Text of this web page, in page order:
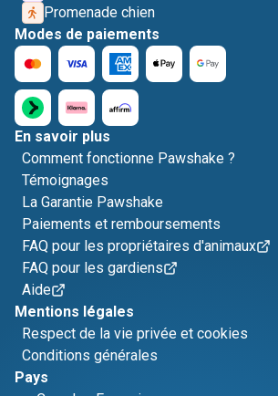
Promenade chien
Modes de paiements
En savoir plus
Comment fonctionne Pawshake ?
Témoignages
La Garantie Pawshake
Paiements et remboursements
FAQ pour les propriétaires d'animaux
FAQ pour les gardiens
Aide
Mentions légales
Respect de la vie privée et cookies
Conditions générales
Pays